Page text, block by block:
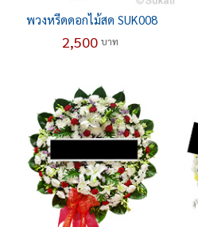
พวงหรีดดอกไม้สด SUK008
2,500 บาท